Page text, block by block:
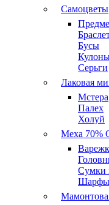
Самоцветы
Бусы
Серьги
Лаковая
Мстера
Палех
Холуй
Меха
Сумки
Шарфы